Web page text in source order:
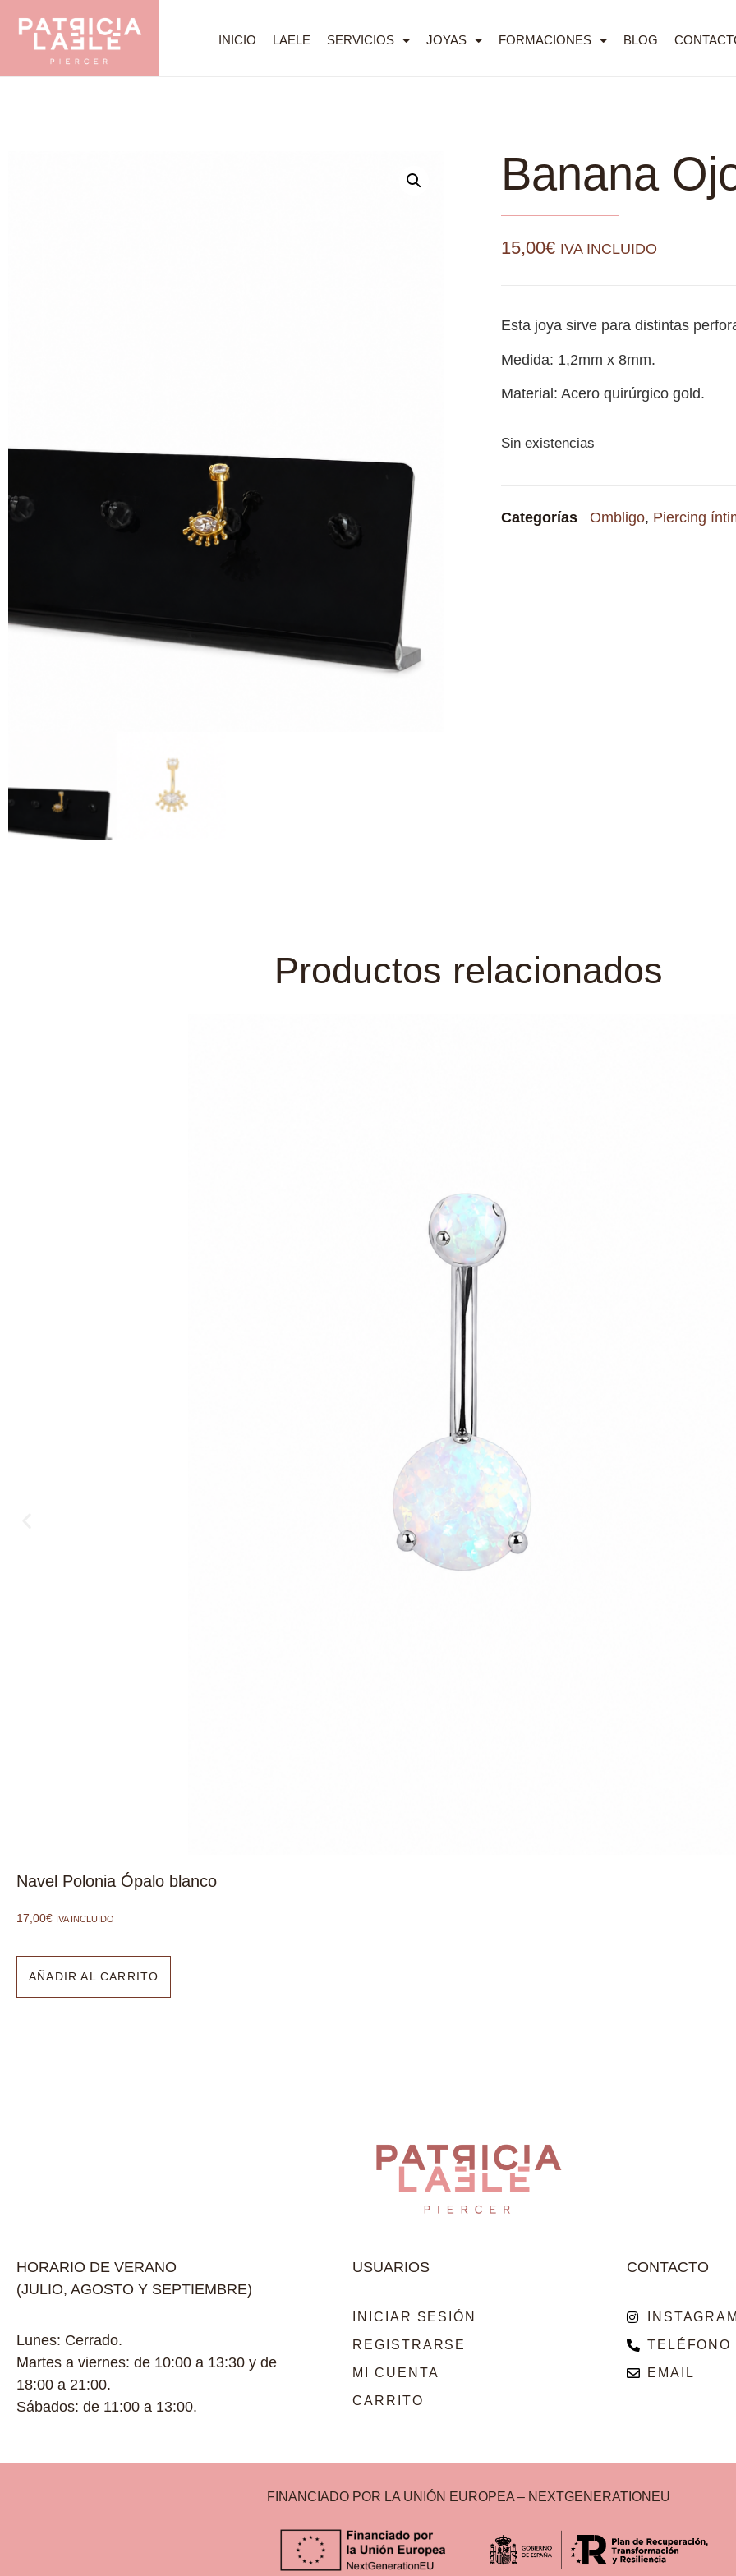
INICIO LAELE SERVICIOS JOYAS FORMACIONES BLOG
Banana
15,00€ IVA INCLUIDO
Esta joya sirve para distintas
Medida: 1,2mm x 8mm.
Material: Acero quirúrgico gold.
Sin existencias
Categorías Ombligo, Piercing
Productos relacionados
Navel Polonia Ópalo blanco
17,00€ IVA INCLUIDO
AÑADIR AL CARRITO
HORARIO DE VERANO
(JULIO, AGOSTO Y SEPTIEMBRE)
Lunes: Cerrado.
Martes a viernes: de 10:00 a 13:30 y de
18:00 a 21:00.
Sábados: de 11:00 a 13:00.
USUARIOS
INICIAR SESIÓN
REGISTRARSE
MI CUENTA
CARRITO
CONTACTO
INSTAGRAM
TELÉFONO
EMAIL
FINANCIADO POR LA UNIÓN EUROPEA – NEXTGENERATIONEU